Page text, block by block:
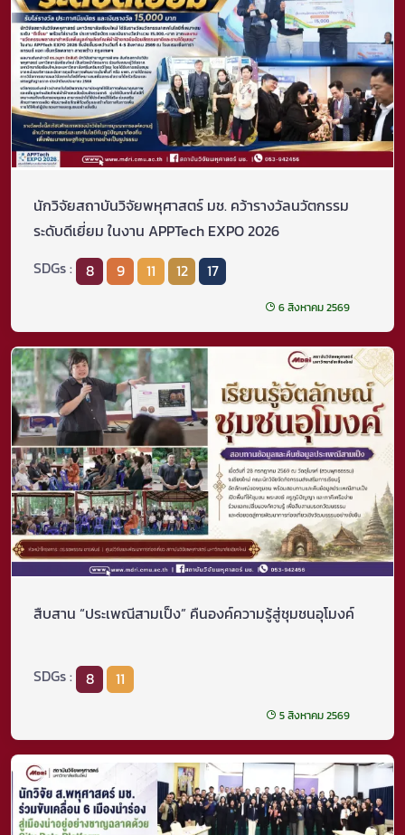
นักวิจัยสถาบันวิจัยพหุศาสตร์ มช. คว้ารางวัลนวัตกรรม
ระดับดีเยี่ยม ในงาน APPTech EXPO 2026
SDGs :
8 9 11 12 17
6 สิงหาคม 2569
สืบสาน “ประเพณีสามเป็ง” คืนองค์ความรู้สู่ชุมชนอุโมงค์
SDGs : 8 11
5 สิงหาคม 2569